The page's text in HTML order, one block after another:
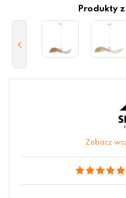
Produkty
Zobacz